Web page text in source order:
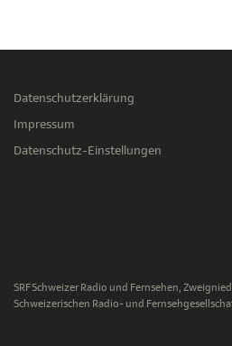
Datenschutzerklärung
Impressum
Datenschutz-Einstellungen
SRF Schweizer Radio und Fernsehen,
Schweizerischen Radio- und